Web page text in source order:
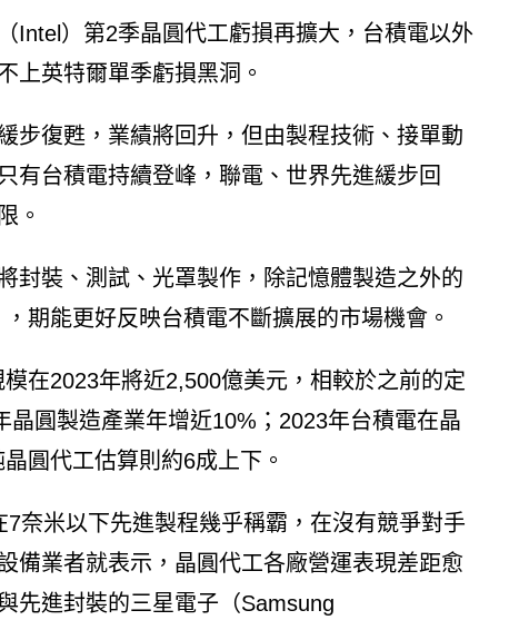
Intel）第2季晶圓代工虧損再擴大，台積電以外
上英特爾單季虧損黑洞。
步復甦，業績將回升，但由製程技術、接單動
有台積電持續登峰，聯電、世界先進緩步回
。
封裝、測試、光罩製作，除記憶體製造之外的
期能更好反映台積電不斷擴展的市場機會。
在2023年將近2,500億美元，相較於之前的定
圓製造產業年增近10%；2023年台積電在晶
圓代工估算則約6成上下。
奈米以下先進製程幾乎稱霸，在沒有競爭對手
備業者就表示，晶圓代工各廠營運表現差距愈
先進封裝的三星電子（Samsung